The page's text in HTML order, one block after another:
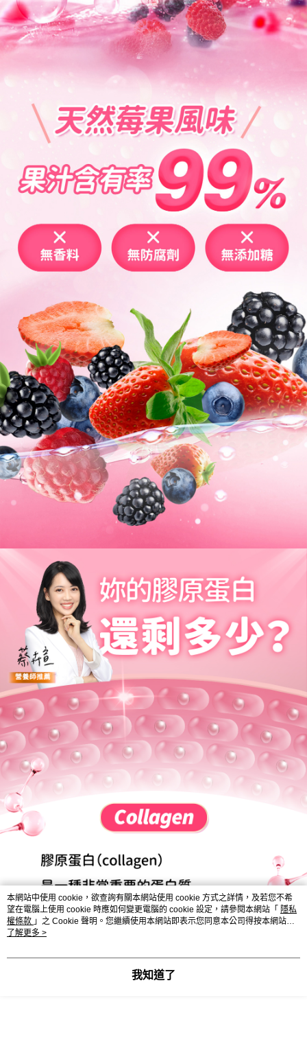
本網站中使用 cookie，欲查詢有關本網站使用 cookie 方式之詳情，及若您不希
望在電腦上使用 cookie 時應如何變更電腦的 cookie 設定，請參閱本網站「 隱私
權條款 」之 Cookie 聲明。您繼續使用本網站即表示您同意本公司得按本網站使
用條款之 Cookie 聲明使用 cookie。
了解更多 >
我知道了